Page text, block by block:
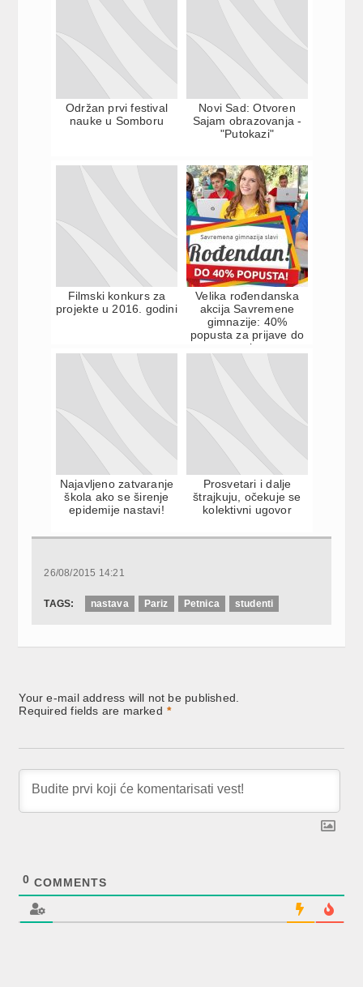
Održan prvi festival
nauke u Somboru
Novi Sad: Otvoren
Sajam obrazovanja -
"Putokazi"
Filmski konkurs za
projekte u 2016. godini
Velika rođendanska
akcija Savremene
gimnazije: 40%
popusta za prijave do
petka
Najavljeno zatvaranje
škola ako se širenje
epidemije nastavi!
Prosvetari i dalje
štrajkuju, očekuje se
kolektivni ugovor
26/08/2015 14:21
TAGS: nastava Pariz Petnica studenti
Your e-mail address will not be published.
Required fields are marked *
0 COMMENTS